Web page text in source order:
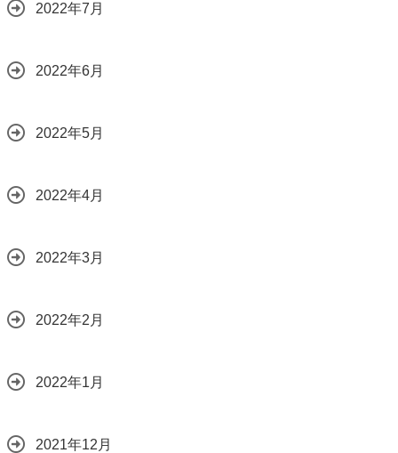
2022年7月
2022年6月
2022年5月
2022年4月
2022年3月
2022年2月
2022年1月
2021年12月